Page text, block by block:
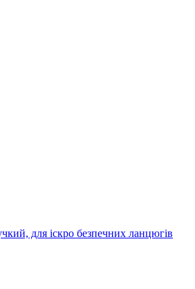
для іскро безпечних ланцюгів